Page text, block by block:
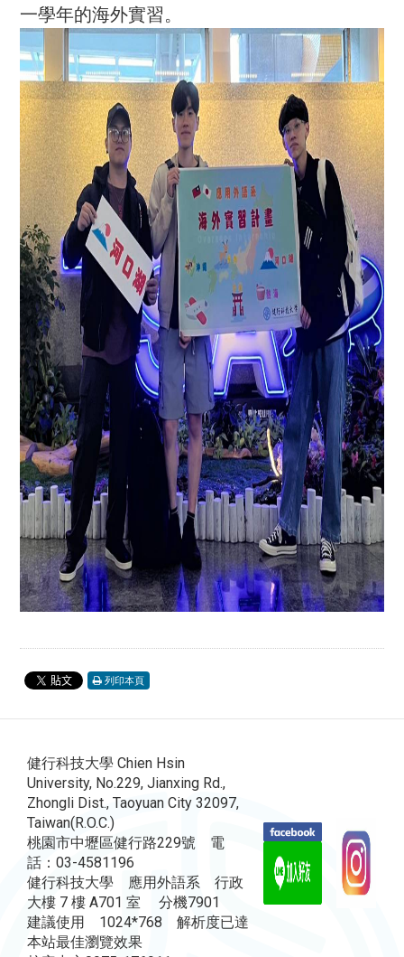
一學年的海外實習。
列印本頁
健行科技大學 Chien Hsin
University, No.229, Jianxing Rd.,
Zhongli Dist., Taoyuan City 32097,
Taiwan(R.O.C.)
桃園市中壢區健行路229號 電
話：03-4581196
健行科技大學 應用外語系 行政
大樓 7 樓 A701 室 分機7901
建議使用 1024*768 解析度已達
本站最佳瀏覽效果